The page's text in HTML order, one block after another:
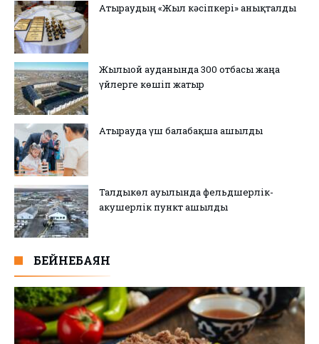
Атыраудың «Жыл кәсіпкері» анықталды
Жылыой ауданында 300 отбасы жаңа
үйлерге көшіп жатыр
Атырауда үш балабақша ашылды
Талдыкөл ауылында фельдшерлік-
акушерлік пункт ашылды
БЕЙНЕБАЯН